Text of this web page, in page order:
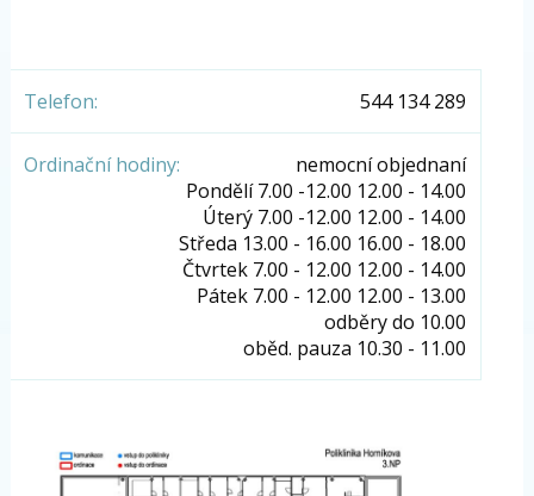
Telefon: 544 134 289
Ordinační hodiny:
nemocní objednaní
Pondělí 7.00 -12.00 12.00 - 14.00
Úterý 7.00 -12.00 12.00 - 14.00
Středa 13.00 - 16.00 16.00 - 18.00
Čtvrtek 7.00 - 12.00 12.00 - 14.00
Pátek 7.00 - 12.00 12.00 - 13.00
odběry do 10.00
oběd. pauza 10.30 - 11.00